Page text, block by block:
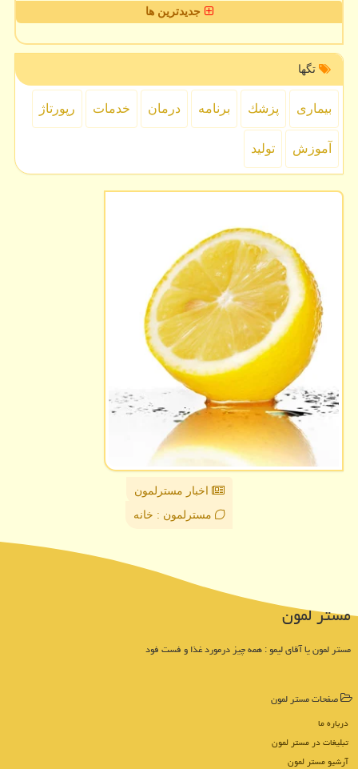
جدیدترین ها
تگها
بیماری پزشك برنامه درمان خدمات رپورتاژ
آموزش تولید
اخبار مسترلمون
مسترلمون : خانه
مستر لمون
مستر لمون یا آقای لیمو : همه چیز درمورد غذا و فست فود
صفحات مستر لمون
درباره ما
تبلیغات در مستر لمون
آرشیو مستر لمون